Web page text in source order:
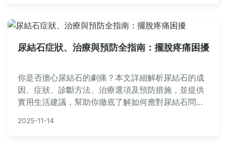
尿結石症狀、治療與預防全指南：擺脫疼痛困擾
你是否擔心尿結石的劇痛？本文詳細解析尿結石的成
因、症狀、診斷方法、治療選項及預防措施，並提供
實用生活建議，幫助你徹底了解如何應對尿結石問
2025-11-14